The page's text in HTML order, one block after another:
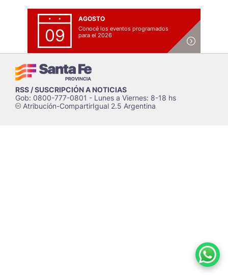
09
AGOSTO
Conocé los eventos programados
para el 2026
RSS / SUSCRIPCIÓN A NOTICIAS
Gob: 0800-777-0801 - Lunes a Viernes: 8-18 hs
cAtribución-CompartirIgual 2.5 Argentina